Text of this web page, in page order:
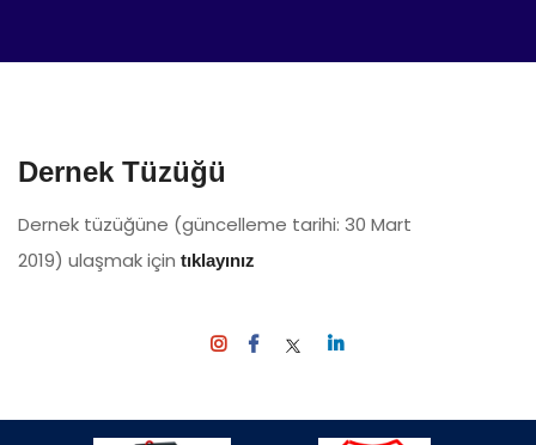
Dernek Tüzüğü
Dernek tüzüğüne (güncelleme tarihi: 30 Mart
2019) ulaşmak için tıklayınız